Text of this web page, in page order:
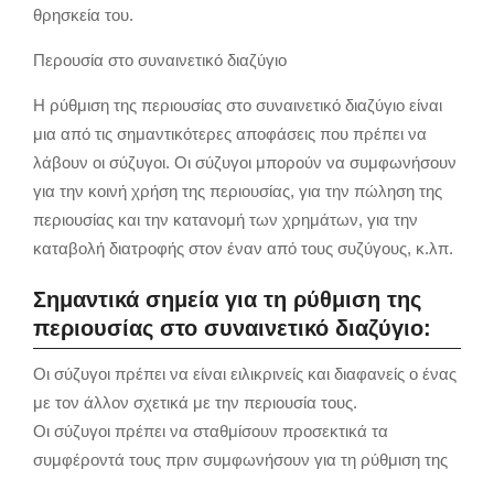
θρησκεία του.
Περουσία στο συναινετικό διαζύγιο
Η ρύθμιση της περιουσίας στο συναινετικό διαζύγιο είναι
μια από τις σημαντικότερες αποφάσεις που πρέπει να
λάβουν οι σύζυγοι. Οι σύζυγοι μπορούν να συμφωνήσουν
για την κοινή χρήση της περιουσίας, για την πώληση της
περιουσίας και την κατανομή των χρημάτων, για την
καταβολή διατροφής στον έναν από τους συζύγους, κ.λπ.
Σημαντικά σημεία για τη ρύθμιση της
περιουσίας στο συναινετικό διαζύγιο:
Οι σύζυγοι πρέπει να είναι ειλικρινείς και διαφανείς ο ένας
με τον άλλον σχετικά με την περιουσία τους.
Οι σύζυγοι πρέπει να σταθμίσουν προσεκτικά τα
συμφέροντά τους πριν συμφωνήσουν για τη ρύθμιση της